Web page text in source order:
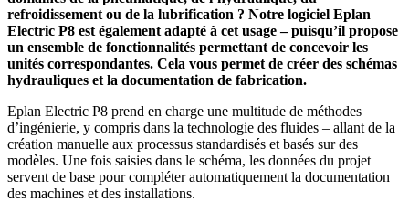
refroidissement ou de la lubrification ? Notre logiciel Eplan
Electric P8 est également adapté à cet usage – puisqu’il propose
un ensemble de fonctionnalités permettant de concevoir les
unités correspondantes. Cela vous permet de créer des schémas
hydrauliques et la documentation de fabrication.
Eplan Electric P8 prend en charge une multitude de méthodes
d’ingénierie, y compris dans la technologie des fluides – allant de la
création manuelle aux processus standardisés et basés sur des
modèles. Une fois saisies dans le schéma, les données du projet
servent de base pour compléter automatiquement la documentation
des machines et des installations.